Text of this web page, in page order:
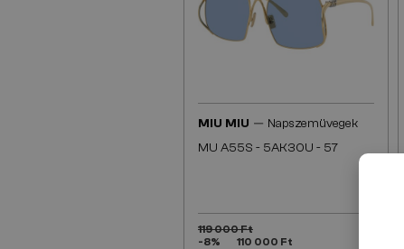
MIU MIU — Napszemüvegek
MU A55S - 5AK30U - 57
119 000 Ft
-8%
110 000 Ft